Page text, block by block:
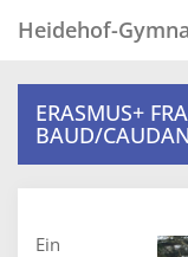
Heidehof-
ERASMUS+
BAUD/CAUDAN
Ein